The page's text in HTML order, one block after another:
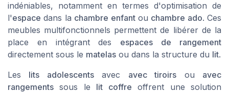
indéniables, notamment en termes d'optimisation de
l'espace dans la chambre enfantou chambre ado. Ces
meubles multifonctionnels permettent de libérer de la
place en intégrant des espaces de rangement
directement sous le matelas ou dans la structure du lit.
Les lits adolescentsavec avec tiroirs ou avec
rangements sous le lit coffre offrent une solution